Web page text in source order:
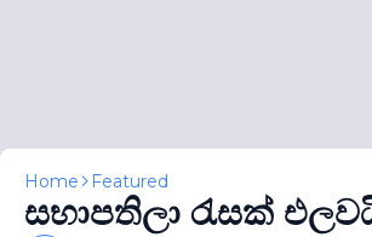
Home Featured
සභාපතිලා රැසක්